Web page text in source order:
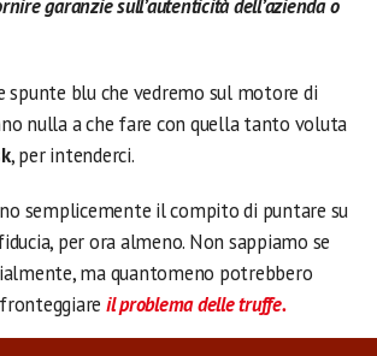
garanzie sull’autenticità dell’azienda o
spunte blu che vedremo sul motore di
nulla a che fare con quella tanto voluta
, per intenderci.
semplicemente il compito di puntare su
per ora almeno. Non sappiamo se
ma quantomeno potrebbero
il problema delle truffe.